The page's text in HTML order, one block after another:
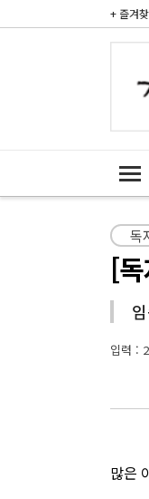
+ 즐겨
독
[
입력 :
많은